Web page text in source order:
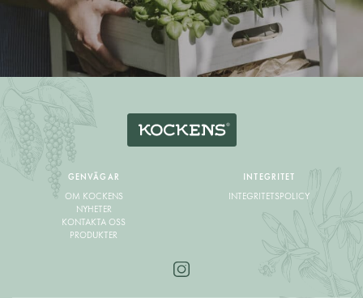
GENVÄGAR
OM KOCKENS
NYHETER
KONTAKTA OSS
PRODUKTER
INTEGRITET
INTEGRITETSPOLICY